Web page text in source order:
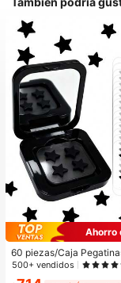
Ahorro
60 piezas/Caja
a lindas - Pegatinas
cohol, sin fragancia,
500+ vendidos